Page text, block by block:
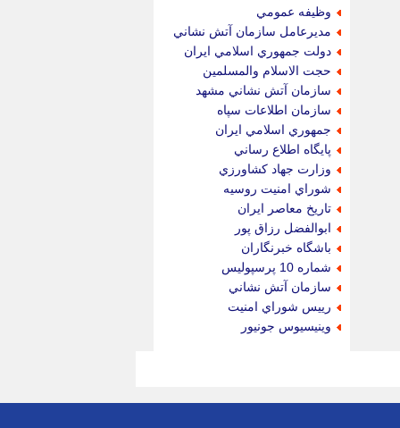
وظيفه عمومي
مديرعامل سازمان آتش نشاني
دولت جمهوري اسلامي ايران
حجت الاسلام والمسلمين
سازمان آتش نشاني مشهد
سازمان اطلاعات سپاه
جمهوري اسلامي ايران
پايگاه اطلاع رساني
وزارت جهاد كشاورزي
شوراي امنيت روسيه
تاريخ معاصر ايران
ابوالفضل رزاق پور
باشگاه خبرنگاران
شماره 10 پرسپوليس
سازمان آتش نشاني
رييس شوراي امنيت
وينيسيوس جونيور